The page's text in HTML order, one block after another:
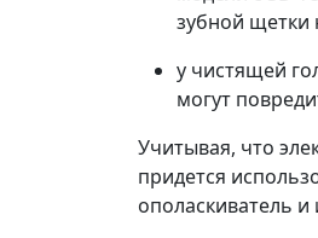
зубной щетки
у чистящей
могут
Учитывая, что
придется
ополаскиватель и